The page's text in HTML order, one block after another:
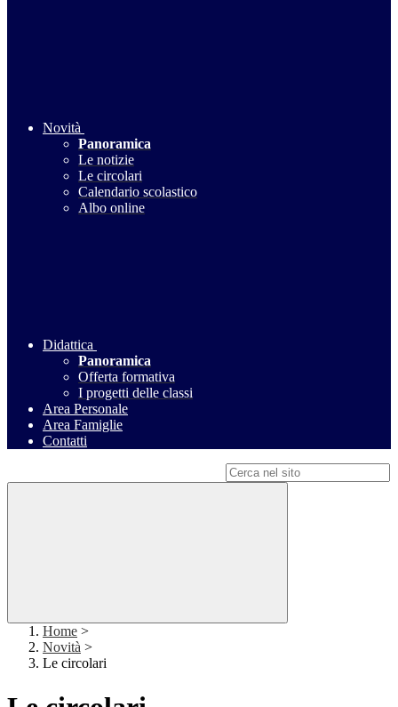
Novità
Panoramica
Le notizie
Le circolari
Calendario scolastico
Albo online
Didattica
Panoramica
Offerta formativa
I progetti delle classi
Area Personale
Area Famiglie
Contatti
Home >
Novità >
Le circolari